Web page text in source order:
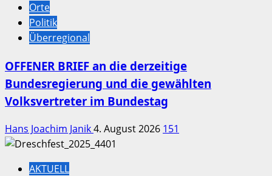
Orte
Politik
Überregional
OFFENER BRIEF an die derzeitige
Bundesregierung und die gewählten
Volksvertreter im Bundestag
Hans Joachim Janik4. August 2026 151
AKTUELL